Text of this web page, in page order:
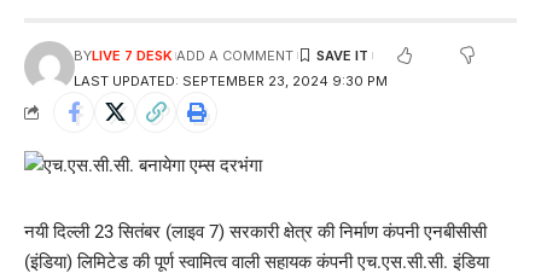
LAST UPDATED: SEPTEMBER 23, 2024 9:30 PM
BYLIVE 7 DESK ADD A COMMENT
नयी दिल्ली 23 सितंबर (लाइव 7) सरकारी क्षेत्र की निर्माण कंपनी एनबीसीसी
(इंडिया) लिमिटेड की पूर्ण स्वामित्व वाली सहायक कंपनी एच.एस.सी.सी. इंडिया